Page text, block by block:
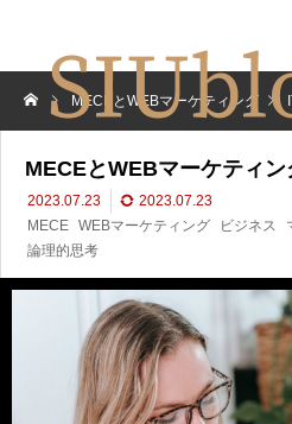
MECEとWEBマーケティング
MECEとWEBマーケティン
2023.07.23
2023.07.23
MECE WEBマーケティング ビジネス
論理的思考